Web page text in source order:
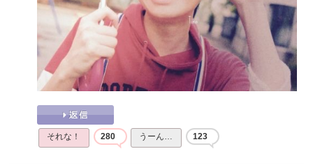
それな！ 280 うーん… 123